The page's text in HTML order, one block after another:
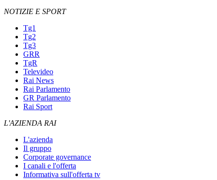
NOTIZIE E SPORT
Tg1
Tg2
Tg3
GRR
TgR
Televideo
Rai News
Rai Parlamento
GR Parlamento
Rai Sport
L'AZIENDA RAI
L'azienda
Il gruppo
Corporate governance
I canali e l'offerta
Informativa sull'offerta tv